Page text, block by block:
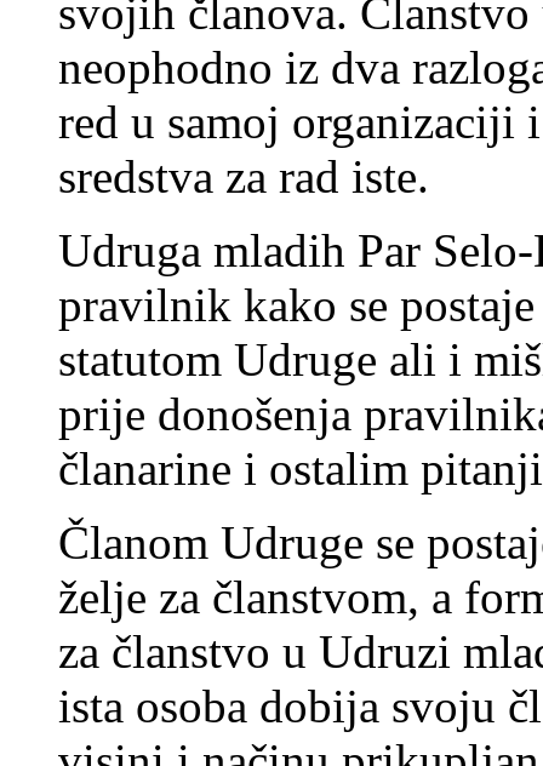
svojih članova.
neophodno iz dva
red u samoj organizaciji
sredstva za rad iste.
Udruga mladih Par
pravilnik kako se
statutom Udruge ali i
prije donošenja
članarine i ostalim
Članom Udruge se
želje za članstvom, a
za članstvo u Udruzi
ista osoba dobija svoju